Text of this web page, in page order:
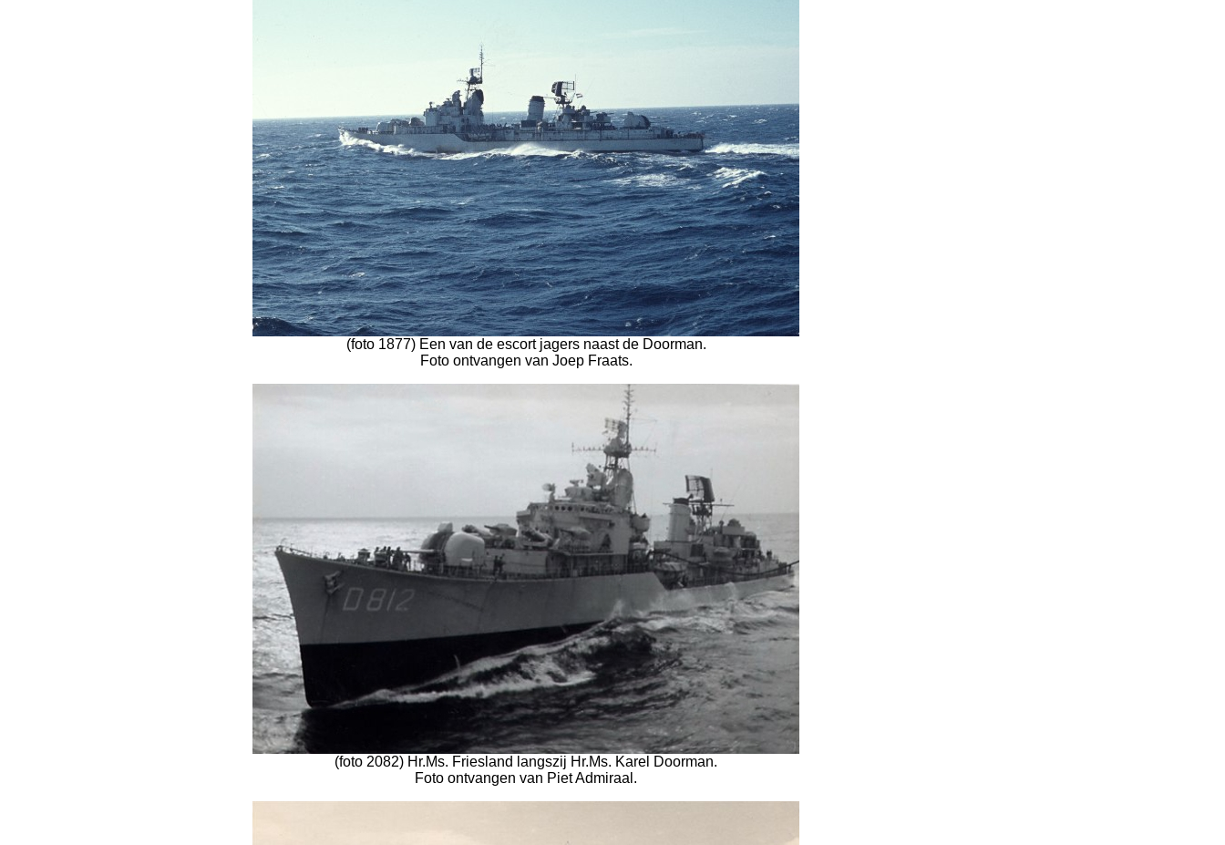
(foto 1877) Een van de escort jagers naast de Doorman.
Foto ontvangen van Joep Fraats.
(foto 2082) Hr.Ms. Friesland langszij Hr.Ms. Karel Doorman.
Foto ontvangen van Piet Admiraal.